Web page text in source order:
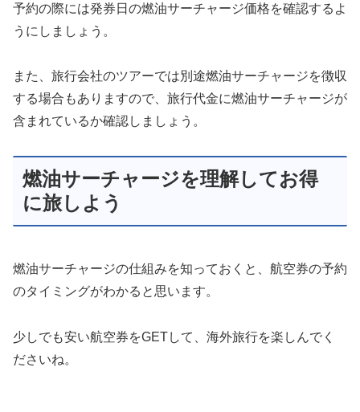
予約の際には発券日の燃油サーチャージ価格を確認するよ
うにしましょう。
また、旅行会社のツアーでは別途燃油サーチャージを徴収
する場合もありますので、旅行代金に燃油サーチャージが
含まれているか確認しましょう。
燃油サーチャージを理解してお得
に旅しよう
燃油サーチャージの仕組みを知っておくと、航空券の予約
のタイミングがわかると思います。
少しでも安い航空券をGETして、海外旅行を楽しんでく
ださいね。